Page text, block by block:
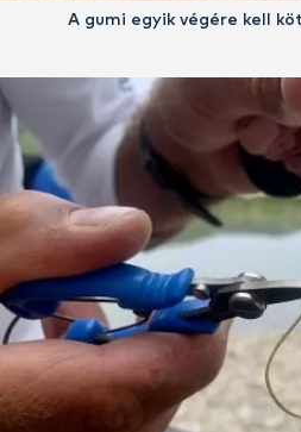
A gumi egyik végére kell